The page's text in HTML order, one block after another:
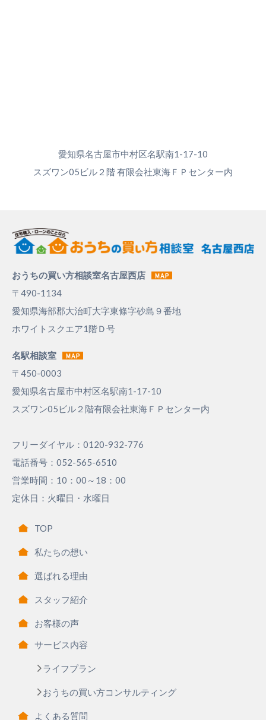
愛知県名古屋市中村区名駅南1-17-10
スズワン05ビル２階 有限会社東海ＦＰセンター内
おうちの買い方相談室名古屋西店
〒490-1134
愛知県海部郡大治町大字東條字砂島９番地
ホワイトスクエア1階Ｄ号
名駅相談室
〒450-0003
愛知県名古屋市中村区名駅南1-17-10
スズワン05ビル２階有限会社東海ＦＰセンター内
フリーダイヤル：0120-932-776
電話番号：052-565-6510
営業時間：10：00～18：00
定休日：火曜日・水曜日
TOP
私たちの想い
選ばれる理由
スタッフ紹介
お客様の声
サービス内容
ライフプラン
おうちの買い方コンサルティング
よくある質問